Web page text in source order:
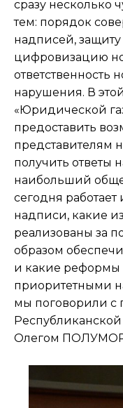
сразу несколько
тем: порядок
надписей,
цифровизацию
ответственность
нарушения. В
«Юридической
предоставить
представителям
получить ответы
наибольший
сегодня
надписи, какие
реализованы за
образом
и какие реформы
приоритетными
мы поговорили с
Олегом